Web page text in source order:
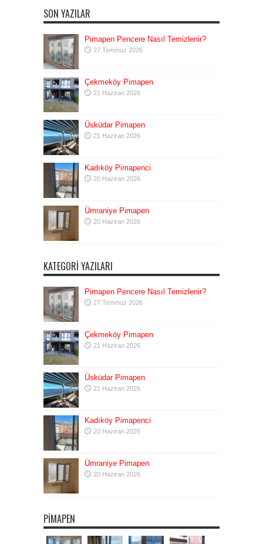
SON YAZILAR
Pimapen Pencere Nasıl Temizlenir?
27 Temmuz 2026
Çekmeköy Pimapen
21 Haziran 2026
Üsküdar Pimapen
21 Haziran 2026
Kadıköy Pimapenci
20 Haziran 2026
Ümraniye Pimapen
20 Haziran 2026
KATEGORI YAZILARI
Pimapen Pencere Nasıl Temizlenir?
27 Temmuz 2026
Çekmeköy Pimapen
21 Haziran 2026
Üsküdar Pimapen
21 Haziran 2026
Kadıköy Pimapenci
20 Haziran 2026
Ümraniye Pimapen
20 Haziran 2026
PIMAPEN